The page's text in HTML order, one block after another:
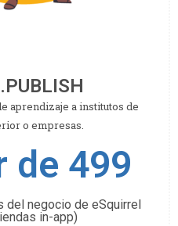
aprendizaje a institutos de
o empresas.
de 499
del negocio de eSquirrel
in-app)